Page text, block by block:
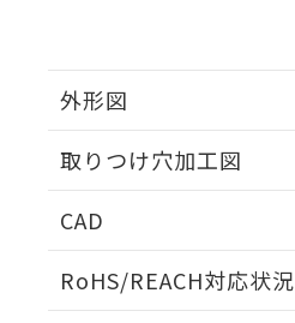
外形図
取りつけ穴加工図
CAD
RoHS/REACH対応状況